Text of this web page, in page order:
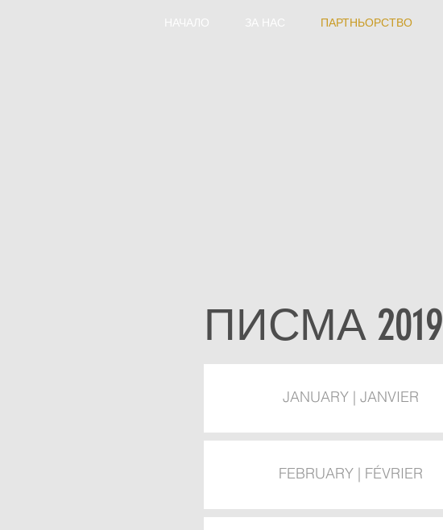
НАЧАЛО ЗА НАС ПАРТНЬОРСТВО
ПИСМА 2019
JANUARY | JANVIER
FEBRUARY | FÉVRIER